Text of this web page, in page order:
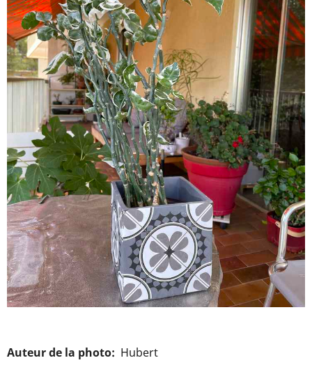
Auteur de la photo Hubert